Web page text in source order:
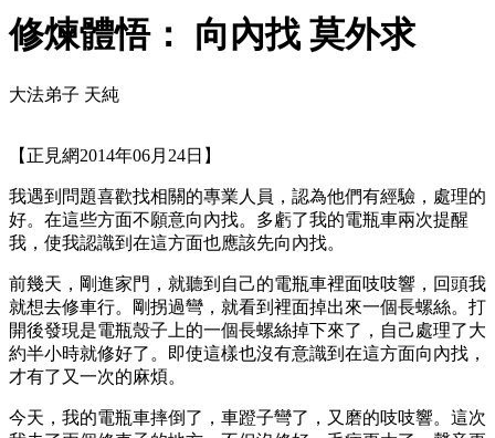
修煉體悟： 向內找 莫外求
大法弟子 天純
【正見網2014年06月24日】
我遇到問題喜歡找相關的專業人員，認為他們有經驗，處理的
好。在這些方面不願意向內找。多虧了我的電瓶車兩次提醒
我，使我認識到在這方面也應該先向內找。
前幾天，剛進家門，就聽到自己的電瓶車裡面吱吱響，回頭我
就想去修車行。剛拐過彎，就看到裡面掉出來一個長螺絲。打
開後發現是電瓶殼子上的一個長螺絲掉下來了，自己處理了大
約半小時就修好了。即使這樣也沒有意識到在這方面向內找，
才有了又一次的麻煩。
今天，我的電瓶車摔倒了，車蹬子彎了，又磨的吱吱響。這次